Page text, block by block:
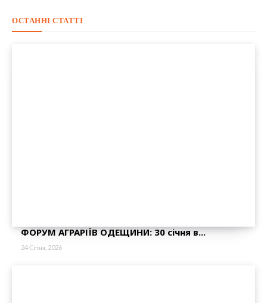
ОСТАННІ СТАТТІ
ФОРУМ АГРАРІЇВ ОДЕЩИНИ: 30 січня в...
24 Січня, 2026